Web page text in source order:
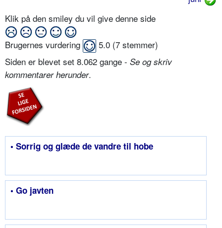
Klik på den smiley du vil give denne side
Brugernes vurdering 5.0 (7 stemmer)
Siden er blevet set 8.062 gange - Se og skriv
kommentarer herunder.
• Sorrig og glæde de vandre til hobe
• Go javten